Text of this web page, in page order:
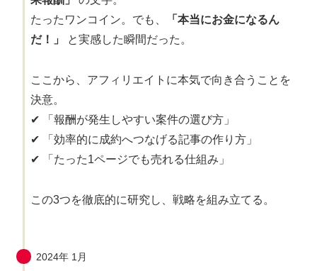
たったワンコイン。でも、
「本当にお金になるん
だ！」
と実感した瞬間だった。
ここから、アフィリエイトに本気で向き合うことを
決意。
✔ 「報酬が発生しやすい案件の選び方」
✔ 「効率的に成約へつなげる記事の作り方」
✔ 「たった1ページでも売れる仕組み」
この3つを徹底的に研究し、戦略を組み立てる。
2024年 1月